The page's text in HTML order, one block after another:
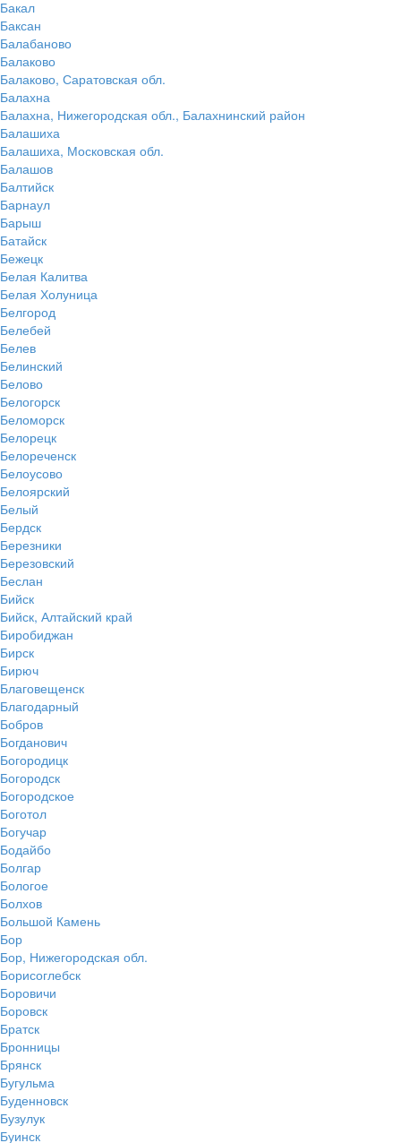
Бакал
Баксан
Балабаново
Балаково
Балаково, Саратовская обл.
Балахна
Балахна, Нижегородская обл., Балахнинский район
Балашиха
Балашиха, Московская обл.
Балашов
Балтийск
Барнаул
Барыш
Батайск
Бежецк
Белая Калитва
Белая Холуница
Белгород
Белебей
Белев
Белинский
Белово
Белогорск
Беломорск
Белорецк
Белореченск
Белоусово
Белоярский
Белый
Бердск
Березники
Березовский
Беслан
Бийск
Бийск, Алтайский край
Биробиджан
Бирск
Бирюч
Благовещенск
Благодарный
Бобров
Богданович
Богородицк
Богородск
Богородское
Боготол
Богучар
Бодайбо
Болгар
Бологое
Болхов
Большой Камень
Бор
Бор, Нижегородская обл.
Борисоглебск
Боровичи
Боровск
Братск
Бронницы
Брянск
Бугульма
Буденновск
Бузулук
Буинск